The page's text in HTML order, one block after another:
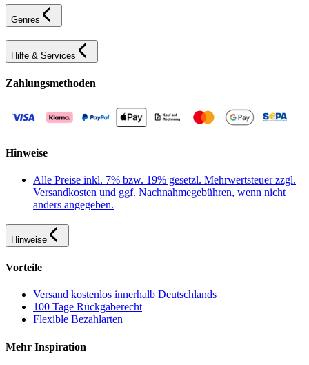
Genres
Hilfe & Services
Zahlungsmethoden
Hinweise
Alle Preise inkl. 7% bzw. 19% gesetzl. Mehrwertsteuer zzgl.
Versandkosten und ggf. Nachnahmegebühren, wenn nicht
anders angegeben.
Hinweise
Vorteile
Versand kostenlos innerhalb Deutschlands
100 Tage Rückgaberecht
Flexible Bezahlarten
Mehr Inspiration